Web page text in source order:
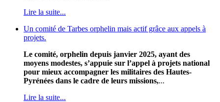
Lire la suite...
Un comité de Tarbes orphelin mais actif grâce aux appels à
projets.
Le comité, orphelin depuis janvier 2025, ayant des
moyens modestes, s’appuie sur l’appel à projets national
pour mieux accompagner les militaires des Hautes-
Pyrénées dans le cadre de leurs missions,...
Lire la suite...